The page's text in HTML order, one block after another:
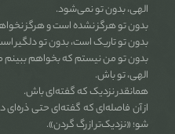
الهی، بدون تو نمی‌شود.
بدون تو هرگز نشده است و هرگز
بدون تو تاریک است، بدون تو دلگیر
بدون تو من نیستم که بخواهم ببینم
الهی، تو باش.
همانقدر نزدیک که گفته‌ای باش.
از آن فاصله‌ای که گفته‌ای حتی ذره‌ای
شو؛ «نزدیک‌تر از رگ گردن».